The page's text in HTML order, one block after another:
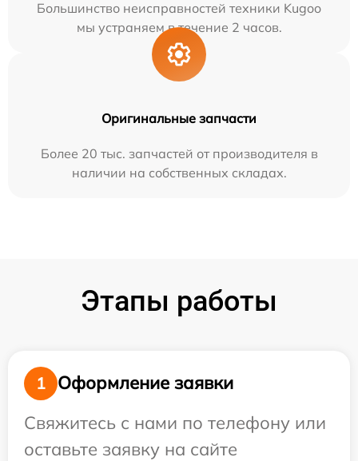
Большинство неисправностей техники Kugoo
мы устраняем в течение 2 часов.
Оригинальные запчасти
Более 20 тыс. запчастей от производителя в
наличии на собственных складах.
Этапы работы
1
Оформление заявки
Свяжитесь с нами по телефону или
оставьте заявку на сайте